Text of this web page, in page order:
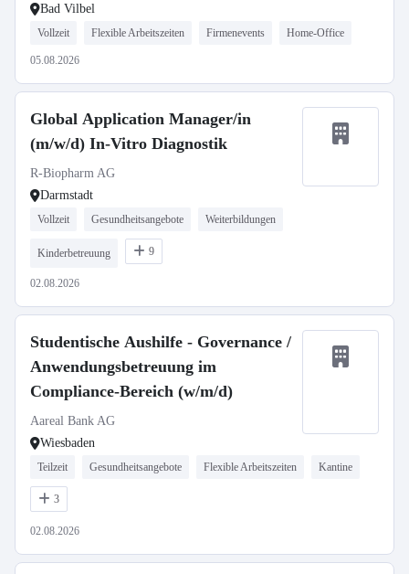
Bad Vilbel
Vollzeit Flexible Arbeitszeiten Firmenevents Home-Office
05.08.2026
Global Application Manager/in
(m/w/d) In-Vitro Diagnostik
R-Biopharm AG
Darmstadt
Vollzeit Gesundheitsangebote Weiterbildungen
Kinderbetreuung 9
02.08.2026
Studentische Aushilfe - Governance /
Anwendungsbetreuung im
Compliance-Bereich (w/m/d)
Aareal Bank AG
Wiesbaden
Teilzeit Gesundheitsangebote Flexible Arbeitszeiten Kantine
3
02.08.2026